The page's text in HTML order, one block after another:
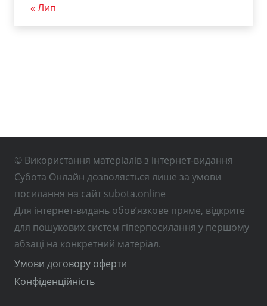
« Лип
© Використання матеріалів з інтернет-видання
Субота Онлайн дозволяється лише за умови
посилання на сайт subota.online
Для інтернет-видань обов’язкове пряме, відкрите
для пошукових систем гіперпосилання у першому
абзаці на конкретний матеріал.
Умови договору оферти
Конфіденційність